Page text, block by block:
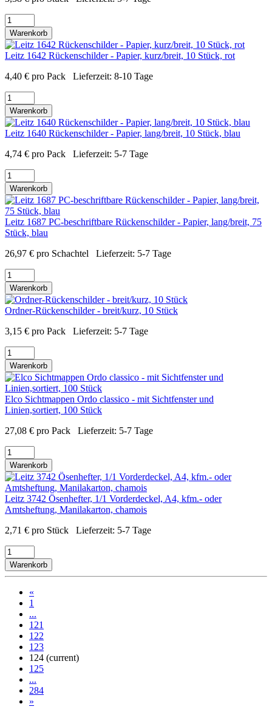
Warenkorb
Leitz 1642 Rückenschilder - Papier, kurz/breit, 10 Stück, rot
4,40 € pro Pack Lieferzeit: 8-10 Tage
Warenkorb
Leitz 1640 Rückenschilder - Papier, lang/breit, 10 Stück, blau
4,74 € pro Pack Lieferzeit: 5-7 Tage
Warenkorb
Leitz 1687 PC-beschriftbare Rückenschilder - Papier, lang/breit, 75
Stück, blau
26,97 € pro Schachtel Lieferzeit: 5-7 Tage
Warenkorb
Ordner-Rückenschilder - breit/kurz, 10 Stück
3,15 € pro Pack Lieferzeit: 5-7 Tage
Warenkorb
Elco Sichtmappen Ordo classico - mit Sichtfenster und
Linien,sortiert, 100 Stück
27,08 € pro Pack Lieferzeit: 5-7 Tage
Warenkorb
Leitz 3742 Ösenhefter, 1/1 Vorderdeckel, A4, kfm.- oder
Amtsheftung, Manilakarton, chamois
2,71 € pro Stück Lieferzeit: 5-7 Tage
Warenkorb
«
1
...
121
122
123
124 (current)
125
...
284
»